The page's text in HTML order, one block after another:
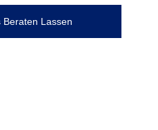
Beraten Lassen